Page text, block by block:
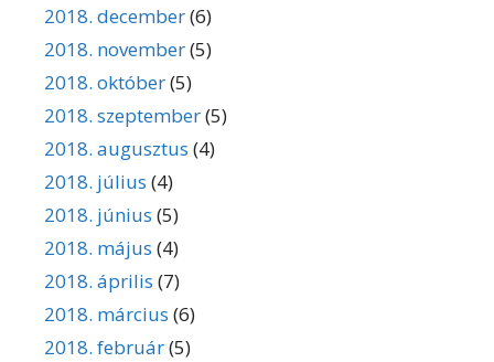
2018. december(6)
2018. november(5)
2018. október(5)
2018. szeptember(5)
2018. augusztus (4)
2018. július (4)
2018. június (5)
2018. május (4)
2018. április (7)
2018. március (6)
2018. február(5)